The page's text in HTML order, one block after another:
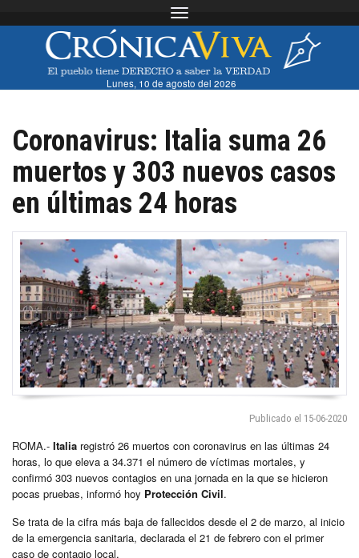
Toggle navigation
Lunes, 10 de agosto del 2026
Coronavirus: Italia suma 26
muertos y 303 nuevos casos
en últimas 24 horas
Publicado el 15-06-2020
ROMA.- Italia registró 26 muertos con coronavirus en las últimas 24
horas, lo que eleva a 34.371 el número de víctimas mortales, y
confirmó 303 nuevos contagios en una jornada en la que se hicieron
pocas pruebas, informó hoy Protección Civil.
Se trata de la cifra más baja de fallecidos desde el 2 de marzo, al inicio
de la emergencia sanitaria, declarada el 21 de febrero con el primer
caso de contagio local.